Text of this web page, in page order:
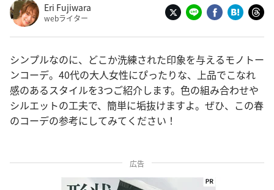
Eri Fujiwara
webライター
シンプルなのに、どこか洗練された印象を与えるモノトー
ンコーデ。40代の大人女性にぴったりな、上品でこなれ
感のあるスタイルを3つご紹介します。色の組み合わせや
シルエットの工夫で、簡単に垢抜けますよ。ぜひ、この春
のコーデの参考にしてみてください！
広告